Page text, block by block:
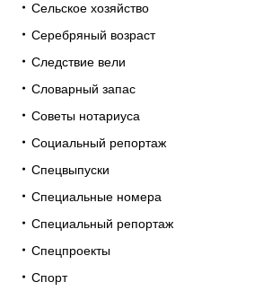
Сельское хозяйство
Серебряный возраст
Следствие вели
Словарный запас
Советы нотариуса
Социальный репортаж
Спецвыпуски
Специальные номера
Специальный репортаж
Спецпроекты
Спорт